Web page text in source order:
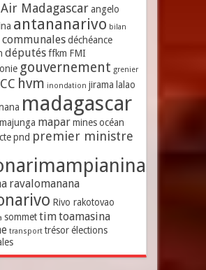
Air Madagascar angelo
antananarivo bilan
communales déchéance
députés ffkm FMI
gouvernement grenier
hvm inondation jirama lalao
madagascar
majunga mapar mines océan
pnd premier ministre
ravalomanana
Rivo rakotovao
sommet timtoamasina
transport trésor élections